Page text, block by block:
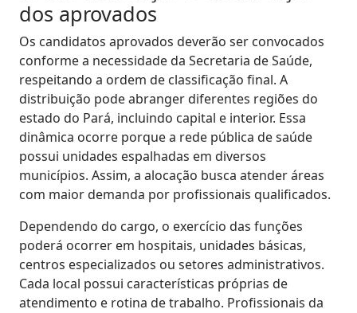
dos aprovados
Os candidatos aprovados deverão ser convocados
conforme a necessidade da Secretaria de Saúde,
respeitando a ordem de classificação final. A
distribuição pode abranger diferentes regiões do
estado do Pará, incluindo capital e interior. Essa
dinâmica ocorre porque a rede pública de saúde
possui unidades espalhadas em diversos
municípios. Assim, a alocação busca atender áreas
com maior demanda por profissionais qualificados.
Dependendo do cargo, o exercício das funções
poderá ocorrer em hospitais, unidades básicas,
centros especializados ou setores administrativos.
Cada local possui características próprias de
atendimento e rotina de trabalho. Profissionais da